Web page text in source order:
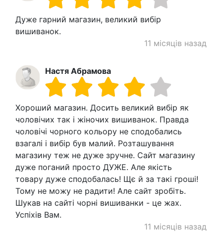
Дуже гарний магазин, великий вибір
вишиванок.
11 місяців назад
Настя Абрамова
Хороший магазин. Досить великий вибір як
чоловічих так і жіночих вишиванок. Правда
чоловічі чорного кольору не сподобались
взагалі і вибір був малий. Розташування
магазину теж не дуже зручне. Сайт магазину
дуже поганий просто ДУЖЕ. Але якість
товару дуже сподобалась! Щє й за такі гроші!
Тому не можу не радити! Але сайт зробіть.
Шукав на сайті чорні вишиванки - це жах.
Успіхів Вам.
11 місяців назад